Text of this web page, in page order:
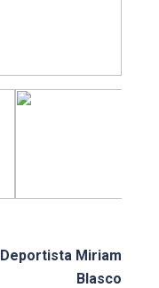
Deportista Miriam
Blasco